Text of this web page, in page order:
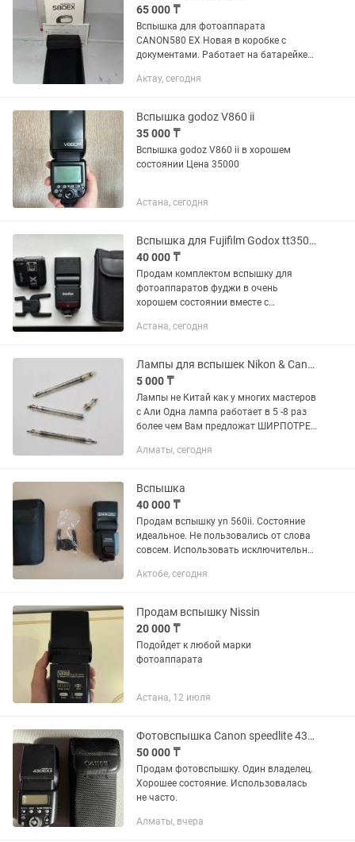
65 000 ₸
Вспышка для фотоаппарата
CANON580 EX Новая в коробке с
документами. Работает на батарейке
Актау, сегодня
Вспышка godoz V860 ii
35 000 ₸
Вспышка godoz V860 ii в хорошем
состоянии Цена 35000
Астана, сегодня
Вспышка для Fujifilm Godox tt350 с синхронизатором x1tf
40 000 ₸
Продам комплектом вспышку для
фотоаппаратов фуджи в очень
хорошем состоянии вместе с
пальчиковых батареек. Бонусом отдам
профессиональных...
Астана, сегодня
Лампы для вспышек Nikon & Canon Лампы не Китай
5 000 ₸
Лампы не Китай как у многих мастеров
с Али Одна лампа работает в 5 -8 раз
более чем Вам предложат ШИРПОТРЕБ
Отправка в регионы Nikon SB600, Nikon
Алматы, сегодня
Вспышка
40 000 ₸
Продам вспышку yn 560ii. Состояние
идеальное. Не пользовались от слова
совсем. Использовать исключительно
комплект не поставляю). В общем
Актобе, сегодня
Продам вспышку Nissin
20 000 ₸
Подойдет к любой марки
фотоаппарата
Астана, 12 июля
Фотовспышка Canon speedlite 430ex ii
50 000 ₸
Продам фотовспышку. Один владелец.
Хорошее состояние. Использовалась
не часто.
Алматы, вчера